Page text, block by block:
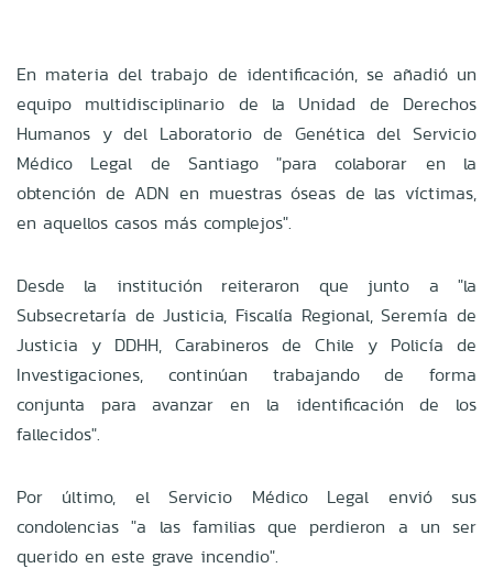
En materia del trabajo de identificación, se añadió un
equipo multidisciplinario de la Unidad de Derechos
Humanos y del Laboratorio de Genética del Servicio
Médico Legal de Santiago "para colaborar en la
obtención de ADN en muestras óseas de las víctimas,
en aquellos casos más complejos".
Desde la institución reiteraron que junto a "la
Subsecretaría de Justicia, Fiscalía Regional, Seremía de
Justicia y DDHH, Carabineros de Chile y Policía de
Investigaciones, continúan trabajando de forma
conjunta para avanzar en la identificación de los
fallecidos".
Por último, el Servicio Médico Legal envió sus
condolencias "a las familias que perdieron a un ser
querido en este grave incendio".